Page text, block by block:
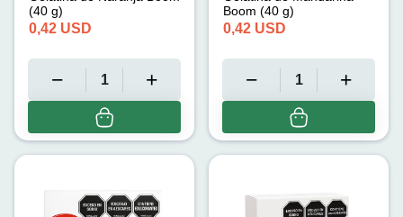
(40 g)
0,42 USD
Boom (40 g)
0,42 USD